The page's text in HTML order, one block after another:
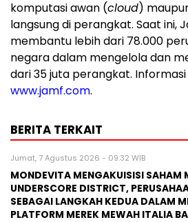
komputasi awan (cloud)
langsung di perangkat. Saat ini,
membantu lebih dari 78.000
negara dalam mengelola dan
dari 35 juta perangkat.
www.jamf.com.
BERITA TERKAIT
Jumat, 7 Agustus 2026 - 09:32 WIB
MONDEVITA MENGAKUISISI SAHAM
UNDERSCORE DISTRICT,
SEBAGAI LANGKAH KEDUA DALAM
PLATFORM MEREK MEWAH ITALIA